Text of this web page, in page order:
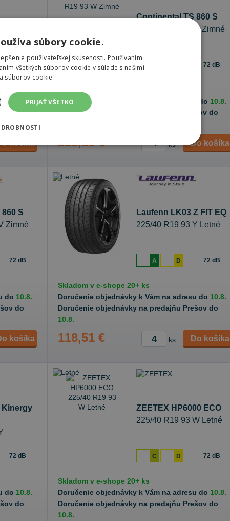
Zimné
72 dB
do
10.8.
do
Continental TS 860 S
225/40 R19 93 W Zimné
72 dB
Doručenie objednávky k Vám na adresu do 10.8.
Doručenie objednávky na predajňu Prešov do
215,18 € ks Do košíka
S
Zimné
72 dB
do 10.8.
do
košíka
Laufenn LK03 Z FIT EQ
225/40 R19 93 Y Letné
A D 72 dB
Skladom v e-shope 20+ ks
Doručenie objednávky k Vám na adresu do 10.8.
Doručenie objednávky na predajňu Prešov do
10.8.
118,51 € ks Do košíka
Kinergy
72 dB
do 10.8.
do
ZEETEX HP6000 ECO
225/40 R19 93 W Letné
C D 72 dB
Skladom v e-shope 20+ ks
Doručenie objednávky k Vám na adresu do 10.8.
Doručenie objednávky na predajňu Prešov do
10.8.
súbory cookie.
používateľskej skúsenosti. Používaním
všetkých súborov cookie v súlade s našimi
súborov cookie.
PRIJAŤ VŠETKO